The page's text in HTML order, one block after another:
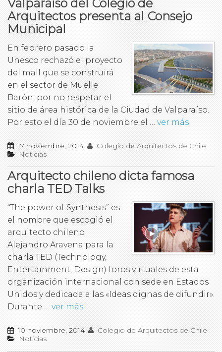
Valparaíso del Colegio de
Arquitectos presenta al Consejo
Municipal
En febrero pasado la
Unesco rechazó el proyecto
del mall que se construirá
en el sector de Muelle
Barón, por no respetar el
sitio de área histórica de la Ciudad de Valparaíso.
Por esto el día 30 de noviembre el … ver más
17 noviembre, 2014
Colegio de Arquitectos de Chile
Noticias
Arquitecto chileno dicta famosa
charla TED Talks
“The power of Synthesis” es
el nombre que escogió el
arquitecto chileno
Alejandro Aravena para la
charla TED (Technology,
Entertainment, Design) foros virtuales de esta
organización internacional con sede en Estados
Unidos y dedicada a las «Ideas dignas de difundir».
Durante … ver más
10 noviembre, 2014
Colegio de Arquitectos de Chile
Noticias